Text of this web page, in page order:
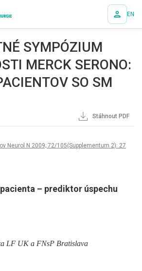
EN
SYMPÓZIUM
MERCK SERONO:
SO SM
Stáhnout PDF
Neurol N 2009; 72/105(Supplementum 2): 27
– prediktor úspechu
LF UK a FNsP Bratislava